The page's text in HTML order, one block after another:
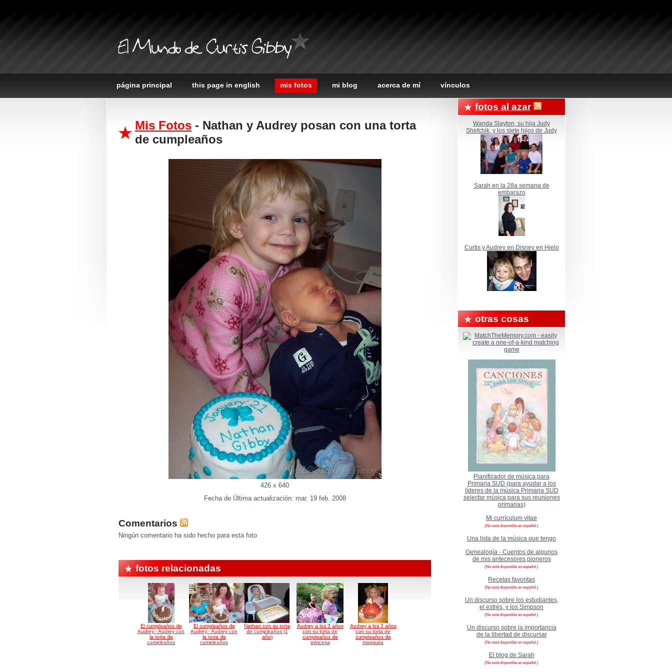
El Mundo de Curtis Gibby
página principal this page in english mis fotos mi blog acerca de mí vínculos
Mis Fotos - Nathan y Audrey posan con una torta
de cumpleaños
426 x 640
Fecha de Última actualización: mar. 19 feb. 2008
Comentarios
Ningún comentario ha sido hecho para esta foto
fotos relacionadas
El cumpleaños de
Audrey - Audrey con
la torta de
cumpleaños
El cumpleaños de
Audrey - Audrey con
la torta de
cumpleaños
Nathan con su torta
de cumpleaños (1
año)
Audrey a los 3 años
con su torta de
cumpleaños de
princesa
Audrey a los 3 años
con su torta de
cumpleaños de
mariquita
fotos al azar
Wanda Slayton, su hija Judy
Shefchik, y los siete hijos de Judy
Sarah en la 28a semana de
embarazo
Curtis y Audrey en Disney en Hielo
otras cosas
Planificador de música para
Primaria SUD (para ayudar a los
líderes de la música Primaria SUD
selectar música para sus reuniones
primarias)
Mi currículum vitae
(No está disponible en español.)
Una lista de la música que tengo
Genealogía - Cuentos de algunos
de mis antecesores pioneros
(No está disponible en español.)
Recetas favoritas
(No está disponible en español.)
Un discurso sobre los estudiantes,
el estrés, y los Simpson
(No está disponible en español.)
Un discurso sobre la importancia
de la libertad de discursar
(No está disponible en español.)
El blog de Sarah
(No está disponible en español.)